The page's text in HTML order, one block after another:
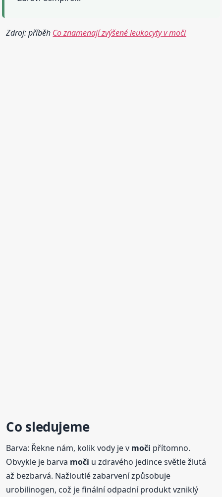
Zdroj: příběh Co znamenají zvýšené leukocyty v moči
Co sledujeme
Barva: Řekne nám, kolik vody je v moči přítomno.
Obvykle je barva moči u zdravého jedince světle žlutá
až bezbarvá. Nažloutlé zabarvení způsobuje
urobilinogen, což je finální odpadní produkt vzniklý